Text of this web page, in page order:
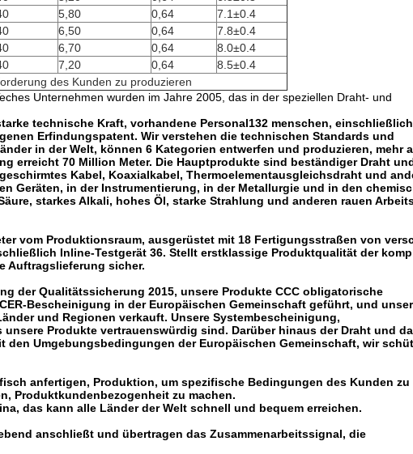
5,80 0,64
7.1±0.4
6,50 0,64
7.8±0.4
6,70 0,64
8.0±0.4
7,20 0,64
8.5±0.4
des Kunden zu produzieren
Unternehmen wurden im Jahre 2005, das in der speziellen Draht- und
technische Kraft, vorhandene Personal132 menschen,
Erfindungspatent. Wir verstehen die technischen Standards und
in der Welt, können 6 Kategorien entwerfen und produzieren, mehr
erreicht 70 Million Meter. Die Hauptprodukte sind beständiger Draht
Kabel, Koaxialkabel, Thermoelementausgleichsdraht und
Geräten, in der Instrumentierung, in der Metallurgie und in den
starkes Alkali, hohes Öl, starke Strahlung und anderen rauen
vom Produktionsraum, ausgerüstet mit 18 Fertigungsstraßen von
Inline-Testgerät 36. Stellt erstklassige Produktqualität der
Auftragslieferung sicher.
der Qualitätssicherung 2015, unsere Produkte CCC obligatorische
Bescheinigung in der Europäischen Gemeinschaft geführt, und
und Regionen verkauft. Unsere Systembescheinigung,
Produkte vertrauenswürdig sind. Darüber hinaus der Draht und
Umgebungsbedingungen der Europäischen Gemeinschaft, wir
anfertigen, Produktion, um spezifische Bedingungen des Kunden zu
Produktkundenbezogenheit zu machen.
das kann alle Länder der Welt schnell und bequem erreichen.
anschließt und übertragen das Zusammenarbeitssignal, die